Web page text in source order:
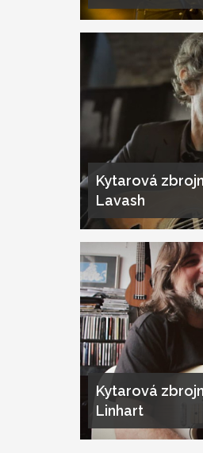
Kytarová
Lavash
Kytarová
Linhart